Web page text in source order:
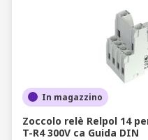
In magazzino
Zoccolo relè Relpol 14
T-R4 300V ca Guida DIN